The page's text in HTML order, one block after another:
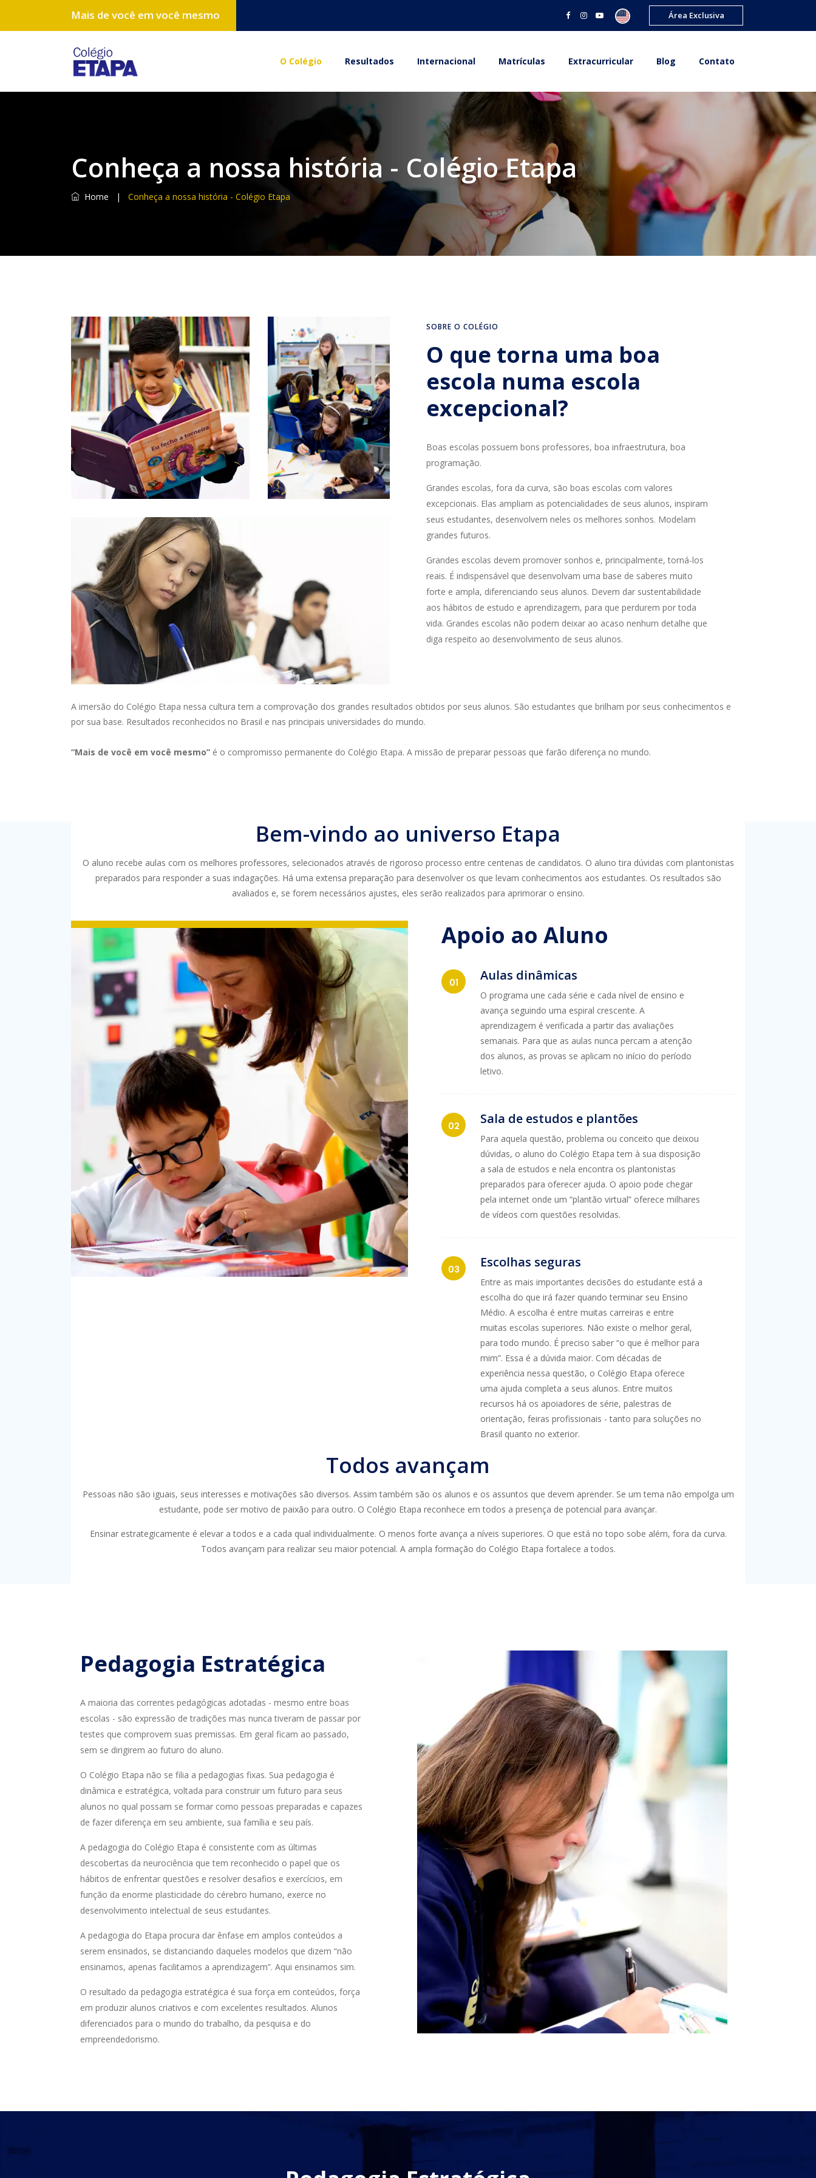
Mais de você em você mesmo Área Exclusiva
O Colégio Resultados Internacional Matrículas Extracurricular Blog Contato
Conheça a nossa história - Colégio Etapa
Home | Conheça a nossa história - Colégio Etapa
SOBRE O COLÉGIO
O que torna uma boa
escola numa escola
excepcional?
Boas escolas possuem bons professores, boa infraestrutura, boa
programação.
Grandes escolas, fora da curva, são boas escolas com valores
excepcionais. Elas ampliam as potencialidades de seus alunos, inspiram
seus estudantes, desenvolvem neles os melhores sonhos. Modelam
grandes futuros.
Grandes escolas devem promover sonhos e, principalmente, torná-los
reais. É indispensável que desenvolvam uma base de saberes muito
forte e ampla, diferenciando seus alunos. Devem dar sustentabilidade
aos hábitos de estudo e aprendizagem, para que perdurem por toda
vida. Grandes escolas não podem deixar ao acaso nenhum detalhe que
diga respeito ao desenvolvimento de seus alunos.
A imersão do Colégio Etapa nessa cultura tem a comprovação dos grandes resultados obtidos por seus alunos. São estudantes que brilham por seus conhecimentos e
por sua base. Resultados reconhecidos no Brasil e nas principais universidades do mundo.
“Mais de você em você mesmo” é o compromisso permanente do Colégio Etapa. A missão de preparar pessoas que farão diferença no mundo.
Bem-vindo ao universo Etapa
O aluno recebe aulas com os melhores professores, selecionados através de rigoroso processo entre centenas de candidatos. O aluno tira dúvidas com plantonistas
preparados para responder a suas indagações. Há uma extensa preparação para desenvolver os que levam conhecimentos aos estudantes. Os resultados são
avaliados e, se forem necessários ajustes, eles serão realizados para aprimorar o ensino.
Apoio ao Aluno
Aulas dinâmicas
O programa une cada série e cada nível de ensino e
avança seguindo uma espiral crescente. A
aprendizagem é verificada a partir das avaliações
semanais. Para que as aulas nunca percam a atenção
dos alunos, as provas se aplicam no início do período
letivo.
Sala de estudos e plantões
Para aquela questão, problema ou conceito que deixou
dúvidas, o aluno do Colégio Etapatem à sua disposição
a sala de estudos e nela encontra os plantonistas
preparados para oferecer ajuda. O apoio pode chegar
pela internet onde um “plantão virtual” oferece milhares
de vídeos com questões resolvidas.
Escolhas seguras
Entre as mais importantes decisões do estudante está a
escolha do que irá fazer quando terminar seu Ensino
Médio. A escolha é entre muitas carreiras e entre
muitas escolas superiores. Não existe o melhor geral,
para todo mundo. É preciso saber “o que é melhor para
mim”. Essa é a dúvida maior. Com décadas de
experiência nessa questão, o Colégio Etapa oferece
uma ajuda completa a seus alunos. Entre muitos
recursos há os apoiadores de série, palestras de
orientação, feiras profissionais - tanto para soluções no
Brasil quanto no exterior.
Todos avançam
Pessoas não são iguais, seus interesses e motivações são diversos. Assim também são os alunos e os assuntos que devem aprender. Se um tema não empolga um
estudante, pode ser motivo de paixão para outro. O Colégio Etapa reconhece em todos a presença de potencial para avançar.
Ensinar estrategicamente é elevar a todos e a cada qual individualmente. O menos forte avança a níveis superiores. O que está no topo sobe além, fora da curva.
Todos avançam para realizar seu maior potencial. A ampla formação do Colégio Etapa fortalece a todos.
Pedagogia Estratégica
A maioria das correntes pedagógicas adotadas - mesmo entre boas
escolas - são expressão de tradições mas nunca tiveram de passar por
testes que comprovem suas premissas. Em geral ficam ao passado,
sem se dirigirem ao futuro do aluno.
O Colégio Etapa não se filia a pedagogias fixas. Sua pedagogia é
dinâmica e estratégica, voltada para construir um futuro para seus
alunos no qual possam se formar como pessoas preparadas e capazes
de fazer diferença em seu ambiente, sua família e seu país.
A pedagogia do Colégio Etapa é consistente com as últimas
descobertas da neurociência que tem reconhecido o papel que os
hábitos de enfrentar questões e resolver desafios e exercícios, em
função da enorme plasticidade do cérebro humano, exerce no
desenvolvimento intelectual de seus estudantes.
A pedagogia do Etapa procura dar ênfase em amplos conteúdos a
serem ensinados, se distanciando daqueles modelos que dizem “não
ensinamos, apenas facilitamos a aprendizagem”. Aqui ensinamos sim.
O resultado da pedagogia estratégica é sua força em conteúdos, força
em produzir alunos criativos e com excelentes resultados. Alunos
diferenciados para o mundo do trabalho, da pesquisa e do
empreendedorismo.